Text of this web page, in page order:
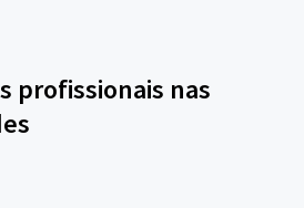
profissionais nas